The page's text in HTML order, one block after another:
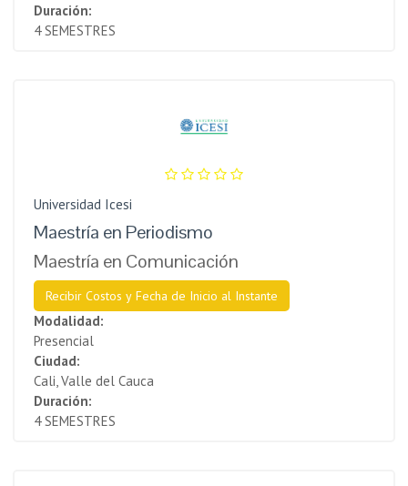
Duración:
4 SEMESTRES
Universidad Icesi
Maestría en Periodismo
Maestría en Comunicación
Recibir Costos y Fecha de Inicio al Instante
Modalidad:
Presencial
Ciudad:
Cali, Valle del Cauca
Duración:
4 SEMESTRES